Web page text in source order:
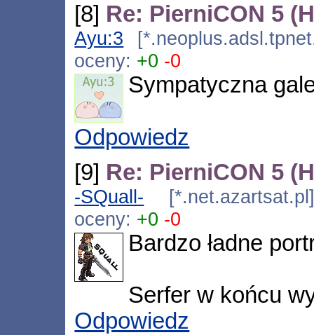
[8] Re: PierniCON 5
Ayu:3
oceny: +0 -0
Sympatyczna
Odpowiedz
[9] Re: PierniCON 5
-SQuall-
oceny: +0 -0
Bardzo ładne
Serfer w końcu
Odpowiedz